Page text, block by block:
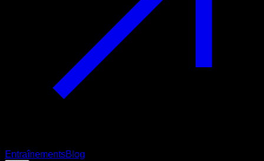
EntraînementsBlog